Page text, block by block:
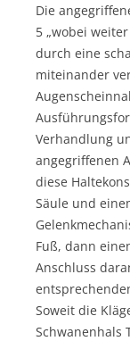
Die
5 „wobei
durch eine
miteinander
Verhandlung
angegriffenen
diese
Säule und
Fuß, dann
Anschluss
Soweit die
Schwanenhals